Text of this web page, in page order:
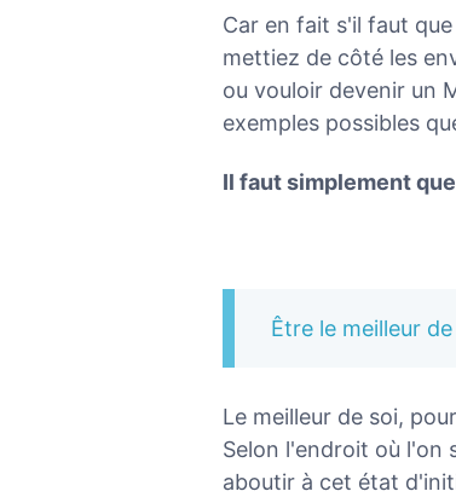
Car en fait s'il faut
mettiez de côté les
ou vouloir devenir un
exemples possibles
Il faut simplement
Être le meilleur
Le meilleur de soi,
Selon l'endroit où l'on
aboutir à cet état